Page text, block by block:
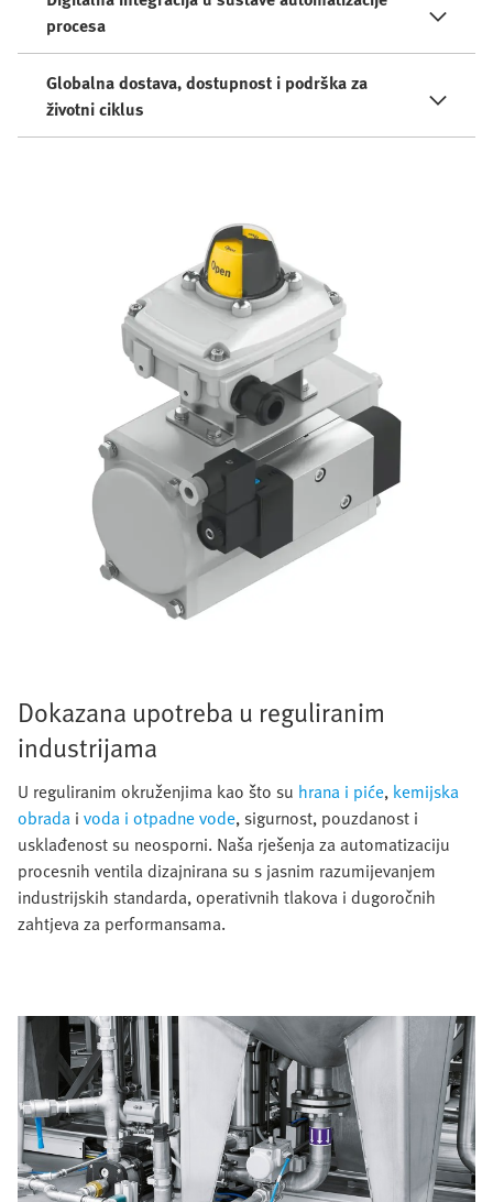
procesa
Globalna dostava, dostupnost i podrška za
životni ciklus
Dokazana upotreba u reguliranim
industrijama
U reguliranim okruženjima kao što su hrana i piće, kemijska
obrada i voda i otpadne vode, sigurnost, pouzdanost i
usklađenost su neosporni. Naša rješenja za automatizaciju
procesnih ventila dizajnirana su s jasnim razumijevanjem
industrijskih standarda, operativnih tlakova i dugoročnih
zahtjeva za performansama.